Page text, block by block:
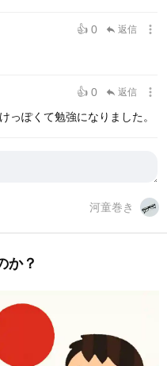
👍 0 reply 返信 more_vert
👍 0 reply 返信 more_vert
っぽくて勉強になりました。
河童巻き
か？